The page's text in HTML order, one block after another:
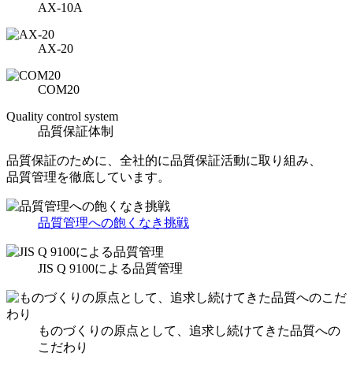
AX-10A
AX-20
COM20
Quality control system
品質保証体制
品質保証のために、全社的に品質保証活動に取り組み、
品質管理を徹底しています。
品質管理への飽くなき挑戦
JIS Q 9100による品質管理
ものづくりの原点として、追求し続けてきた品質への
こだわり